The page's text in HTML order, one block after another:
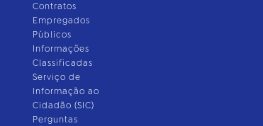
Contratos
Empregados
Públicos
Informações
Classificadas
Serviço de
Informação ao
Cidadão (SIC)
Perguntas